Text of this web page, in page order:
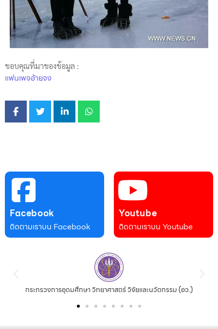
ขอบคุณที่มาของข้อมูล :
แฟนเพจอ้ายจง
Facebook
ติดตามเราบน Facebook
Youtube
ติดตามเราบน Youtube
สถานเอกอัครราชทูต ณ กรุงปักกิ่ง